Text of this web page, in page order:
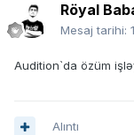
Röyal
Mesaj tarihi:
Audition`da özüm
Alıntı